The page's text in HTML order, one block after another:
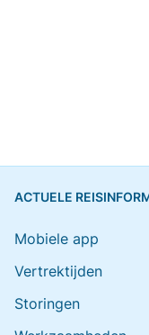
ACTUELE
Mobiele app
Vertrektijden
Storingen